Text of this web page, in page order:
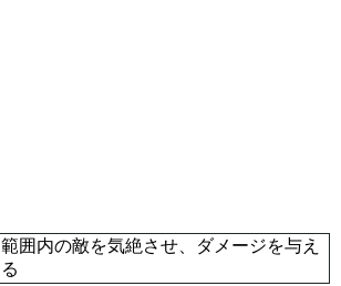
範囲内の敵を気絶させ、ダメージを与え
る